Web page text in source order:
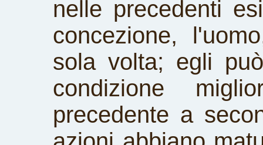
nelle precedenti
concezione,
sola volta; egli
condizione
precedente a